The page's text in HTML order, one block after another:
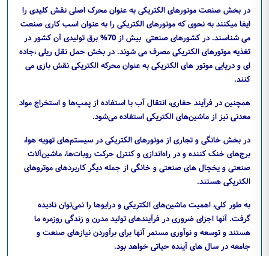
در بخش صنعت موتورهای الکتریکی به عنوان محرک اصلی نقش کلیدی را
ایفا میکنند به نحوی که موتورهای الکتریکی را به عنوان اسب کاری صنعت
می شناسند. در کشورهای صنعتی بیش از 70% برق تولیدی آن کشور در
تغذیه موتورهای الکتریکی مصرف می شوند. در بخش حمل نقل ریلی ،جاده
ای و دریایی موتور های الکتریکی به عنوان محرکه الکتریکی نقش بازی می
کنند.
همچنین در فرآیند حفاری، انتقال آب با استفاده از پمپ‌ها و استخراج مواد
معدنی نیز از ماشین‌های الکتریکی استفاده می‌شود.
در بخش خانگی و تجاری از موتورهای الکتریکی در سیستم‌های تهویه هوا،
برج‌های خنک کننده و در راه‌اندازی و کنترل حرکت روبات‌ها، ماشین‌آلات
صنعتی و یخچال های صنعتی و خانگی از جمله دیگر کاربردهای موتروهای
الکتریکی هستند.
به طور کلی، اهمیت ماشین‌های الکتریکی و درایوها را نمی‌توان نادیده
گرفت. آنها اجزای ضروری در فرآیندهای تولید مدرن و زندگی روزمره ما
هستند و توسعه و نوآوری مستمر آنها برای برآوردن نیازهای صنعت و
جامعه در سال های آینده حیاتی خواهد بود.